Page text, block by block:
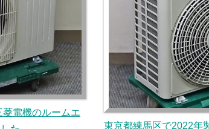
電機のルームエ
東京都練馬区で2022年